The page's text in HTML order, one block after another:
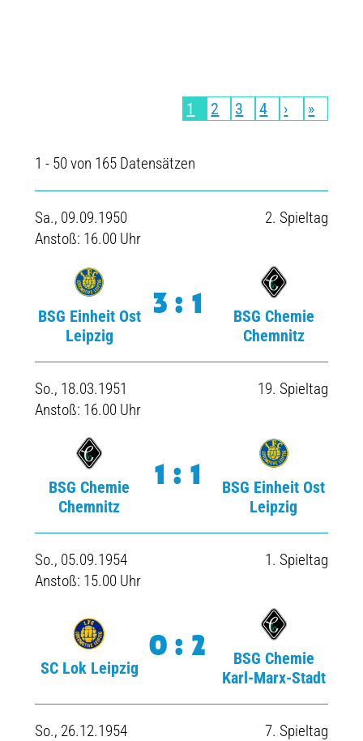
1 2 3 4 › »
1 - 50 von 165 Datensätzen
Sa., 09.09.1950
Anstoß: 16.00 Uhr
2. Spieltag
BSG Einheit Ost
Leipzig
3:1
BSG Chemie
Chemnitz
So., 18.03.1951
Anstoß: 16.00 Uhr
19. Spieltag
BSG Chemie
Chemnitz
1:1
BSG Einheit Ost
Leipzig
So., 05.09.1954
Anstoß: 15.00 Uhr
1. Spieltag
SC Lok Leipzig
0:2
BSG Chemie
Karl-Marx-Stadt
So., 26.12.1954
7. Spieltag